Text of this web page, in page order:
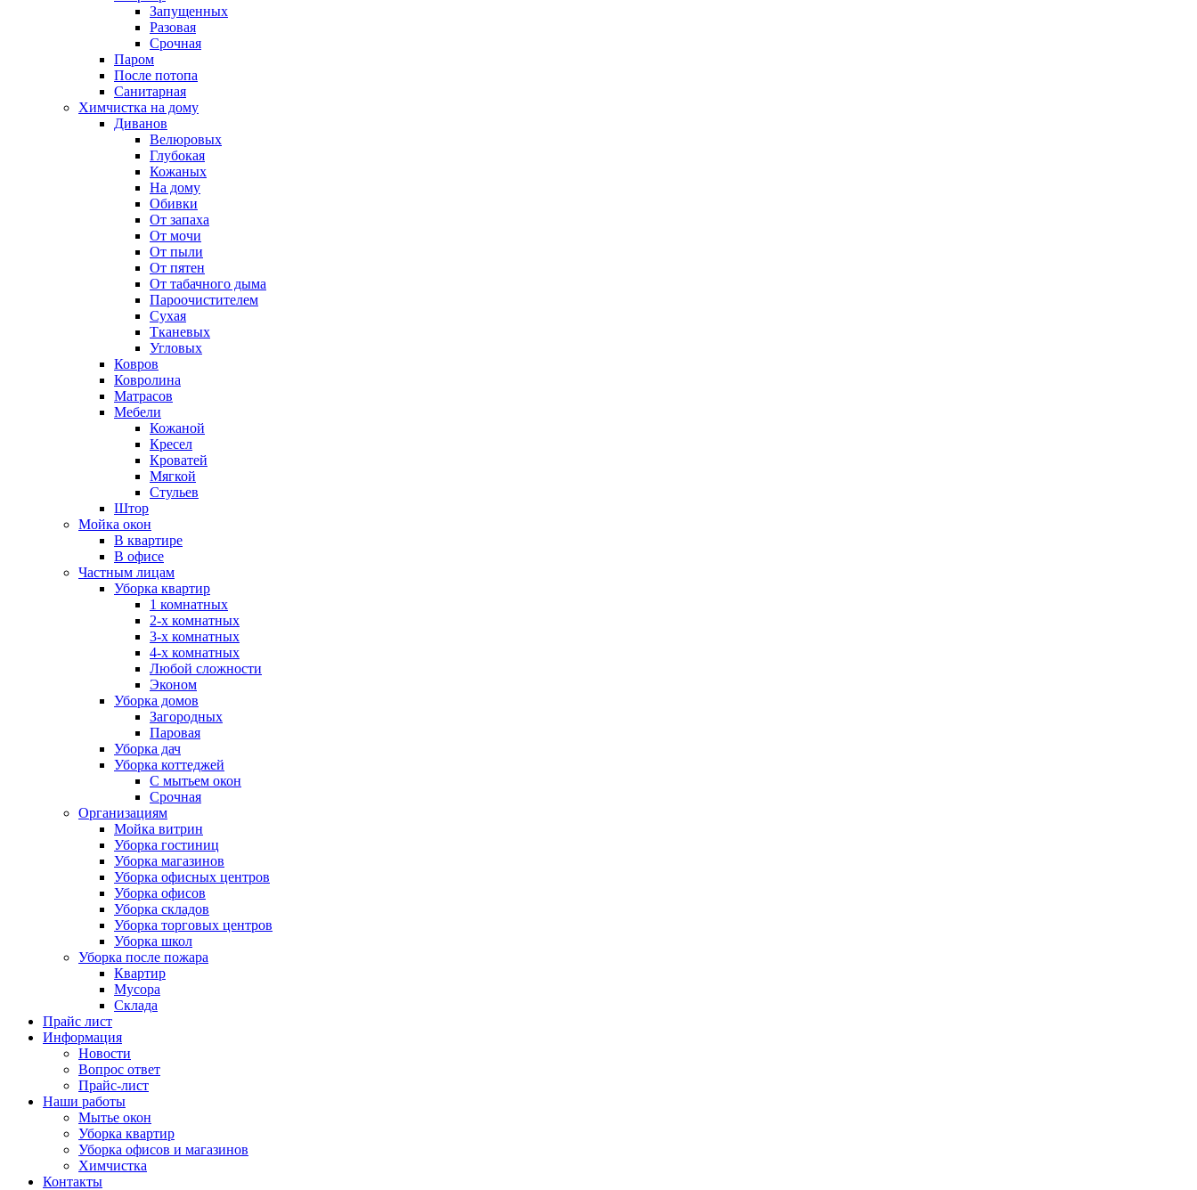
Запущенных
Разовая
Срочная
Паром
После потопа
Санитарная
Химчистка на дому
Диванов
Велюровых
Глубокая
Кожаных
На дому
Обивки
От запаха
От мочи
От пыли
От пятен
От табачного дыма
Пароочистителем
Сухая
Тканевых
Угловых
Ковров
Ковролина
Матрасов
Мебели
Кожаной
Кресел
Кроватей
Мягкой
Стульев
Штор
Мойка окон
В квартире
В офисе
Частным лицам
Уборка квартир
1 комнатных
2-х комнатных
3-х комнатных
4-х комнатных
Любой сложности
Эконом
Уборка домов
Загородных
Паровая
Уборка дач
Уборка коттеджей
С мытьем окон
Срочная
Организациям
Мойка витрин
Уборка гостиниц
Уборка магазинов
Уборка офисных центров
Уборка офисов
Уборка складов
Уборка торговых центров
Уборка школ
Уборка после пожара
Квартир
Мусора
Склада
Прайс лист
Информация
Новости
Вопрос ответ
Прайс-лист
Наши работы
Мытье окон
Уборка квартир
Уборка офисов и магазинов
Химчистка
Контакты